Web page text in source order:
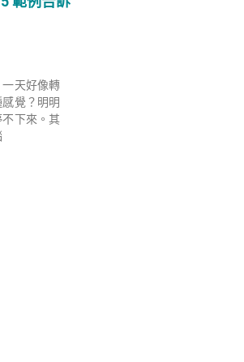
天好像轉
覺？明明
下來。其